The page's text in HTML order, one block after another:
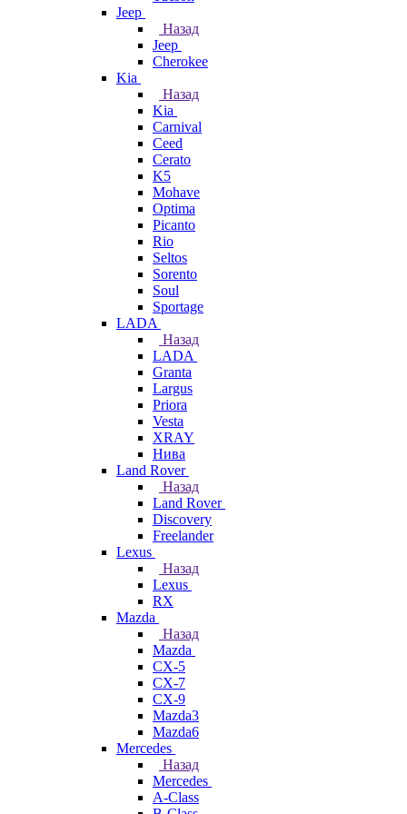
Jeep
Назад
Jeep
Cherokee
Kia
Назад
Kia
Carnival
Ceed
Cerato
K5
Mohave
Optima
Picanto
Rio
Seltos
Sorento
Soul
Sportage
LADA
Назад
LADA
Granta
Largus
Priora
Vesta
XRAY
Нива
Land Rover
Назад
Land Rover
Discovery
Freelander
Lexus
Назад
Lexus
RX
Mazda
Назад
Mazda
CX-5
CX-7
CX-9
Mazda3
Mazda6
Mercedes
Назад
Mercedes
A-Class